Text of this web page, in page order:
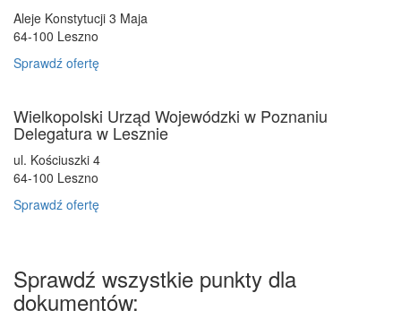
Aleje Konstytucji 3 Maja
64-100 Leszno
Sprawdź ofertę
Wielkopolski Urząd Wojewódzki w Poznaniu
Delegatura w Lesznie
ul. Kościuszki 4
64-100 Leszno
Sprawdź ofertę
Sprawdź wszystkie punkty dla
dokumentów: